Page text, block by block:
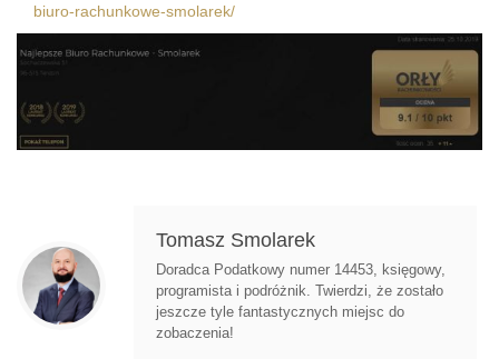
biuro-rachunkowe-smolarek/
Tomasz Smolarek
Doradca Podatkowy numer 14453, księgowy,
programista i podróżnik. Twierdzi, że zostało
jeszcze tyle fantastycznych miejsc do
zobaczenia!